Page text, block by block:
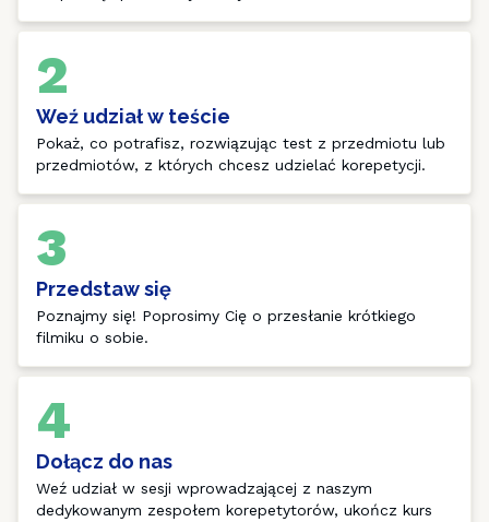
2
Weź udział w teście
Pokaż, co potrafisz, rozwiązując test z przedmiotu lub
przedmiotów, z których chcesz udzielać korepetycji.
3
Przedstaw się
Poznajmy się! Poprosimy Cię o przesłanie krótkiego
filmiku o sobie.
4
Dołącz do nas
Weź udział w sesji wprowadzającej z naszym
dedykowanym zespołem korepetytorów, ukończ kurs